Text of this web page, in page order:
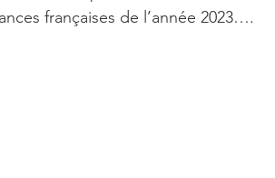
françaises de l’année 2023….